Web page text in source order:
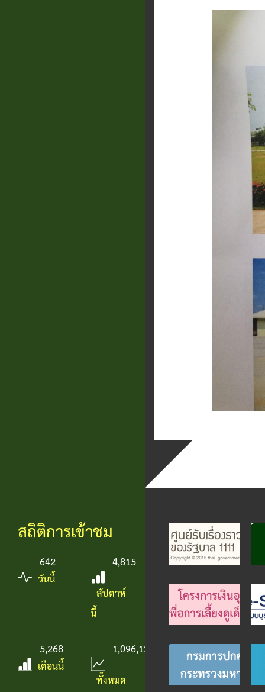
สถิติการเข้าชม
642
วันนี้
4,815
สัปดาห์
นี้
5,268
เดือนนี้
1,096,135
ทั้งหมด